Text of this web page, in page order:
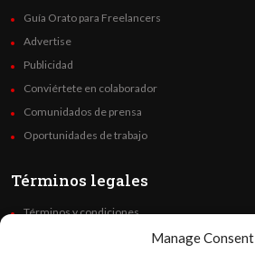
Manage Consent
Guía Orato para Freelancers
Advertise
Publicidad
Conviértete en colaborador
Comunidados de prensa
Oportunidades de trabajo
Términos legales
Términos y condiciones